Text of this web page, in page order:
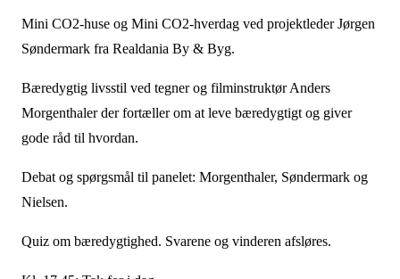
Mini CO2-huse og Mini CO2-hverdag ved projektleder Jørgen
Søndermark fra Realdania By & Byg.
Bæredygtig livsstil ved tegner og filminstruktør Anders
Morgenthaler der fortæller om at leve bæredygtigt og giver
gode råd til hvordan.
Debat og spørgsmål til panelet: Morgenthaler, Søndermark og
Nielsen.
Quiz om bæredygtighed. Svarene og vinderen afsløres.